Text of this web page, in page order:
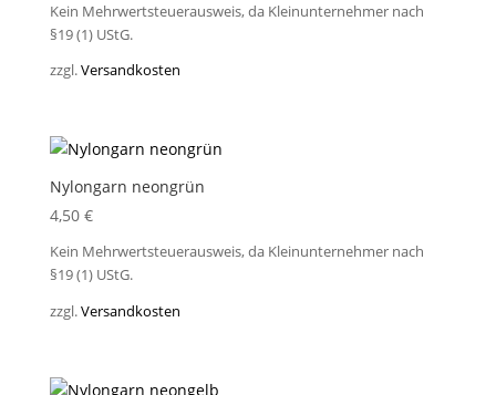
Kein Mehrwertsteuerausweis, da Kleinunternehmer nach
§19 (1) UStG.
zzgl.Versandkosten
Nylongarn neongrün
4,50 €
Kein Mehrwertsteuerausweis, da Kleinunternehmer nach
§19 (1) UStG.
zzgl.Versandkosten